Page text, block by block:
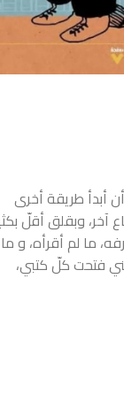
أن أبدأ طريقة أخرى
آخر، وبقلق أقلّ
ما لم أقرأه، و ما
فتحت كلّ كتبي،